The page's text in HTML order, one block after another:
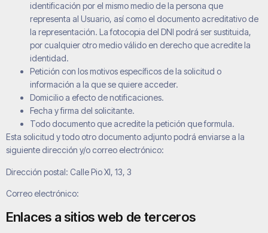
identificación por el mismo medio de la persona que
representa al Usuario, así como el documento acreditativo de
la representación. La fotocopia del DNI podrá ser sustituida,
por cualquier otro medio válido en derecho que acredite la
identidad.
Petición con los motivos específicos de la solicitud o
información a la que se quiere acceder.
Domicilio a efecto de notificaciones.
Fecha y firma del solicitante.
Todo documento que acredite la petición que formula.
Esta solicitud y todo otro documento adjunto podrá enviarse a la
siguiente dirección y/o correo electrónico:
Dirección postal: Calle Pio XI, 13, 3
Correo electrónico:
Enlaces a sitios web de terceros